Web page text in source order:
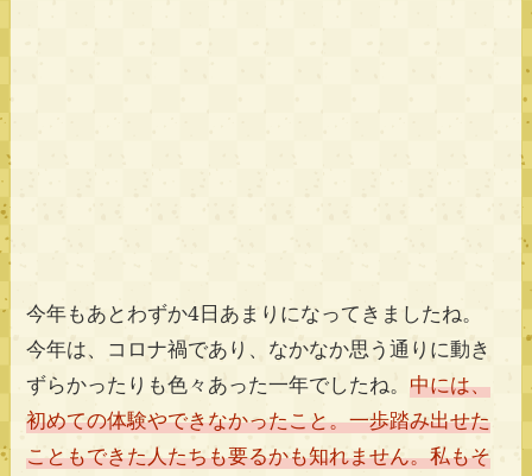
今年もあとわずか4日あまりになってきましたね。
今年は、コロナ禍であり、なかなか思う通りに動き
ずらかったりも色々あった一年でしたね。 中には、
初めての体験やできなかったこと。一歩踏み出せた
こともできた人たちも要るかも知れません。私もそ